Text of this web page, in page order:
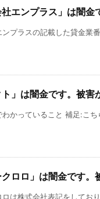
社エンプラス」は闇
ンプラスの記載した貸金業
ト」は闇金です。被害
わかっていること 補足:こ
クロロ」は闇金です
ロは株式会社表記をしてお